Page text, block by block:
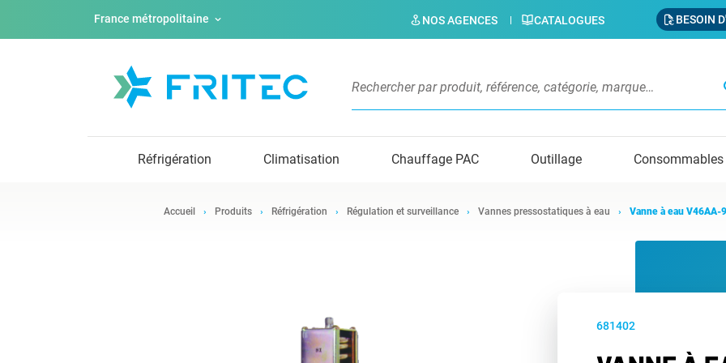
France métropolitaine NOS AGENCES CATALOGUES BESOIN
Réfrigération Climatisation Chauffage PAC Outillage Consommables
Accueil Produits Réfrigération Régulation et surveillance Vannes pressostatiques à eau Vanne à eau V46AA-
681402